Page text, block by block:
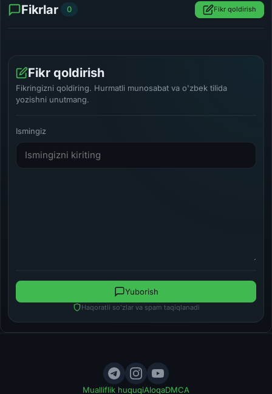
Fikrlar 0 Fikr qoldirish
Fikr qoldirish
Fikringizni qoldiring. Hurmatli munosabat va o'zbek tilida
yozishni unutmang.
Ismingiz
Haqoratli so'zlar va spam taqiqlanadi
Yuborish
Mualliflik huquqiAloqaDMCA